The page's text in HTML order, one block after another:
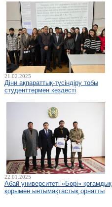
21.02.2025
Діни ақпараттық-түсіндіру тобы
студенттермен кездесті
22.01.2025
Абай университеті «Бөрі» қоғамдық
қорымен ынтымақтастық орнатты